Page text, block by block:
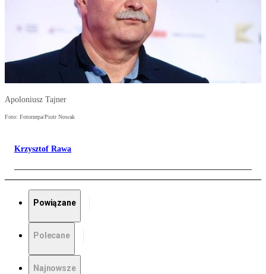
Apoloniusz Tajner
Foto: Fotorzepa/Piotr Nowak
Krzysztof Rawa
Powiązane
Polecane
Najnowsze